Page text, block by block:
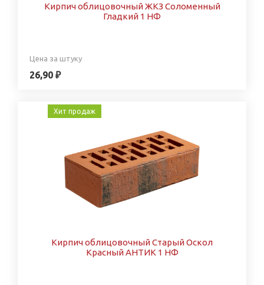
Кирпич облицовочный ЖКЗ Соломенный
Гладкий 1 НФ
Цена за штуку
26,90 ₽
Хит продаж
Кирпич облицовочный Старый Оскол
Красный АНТИК 1 НФ